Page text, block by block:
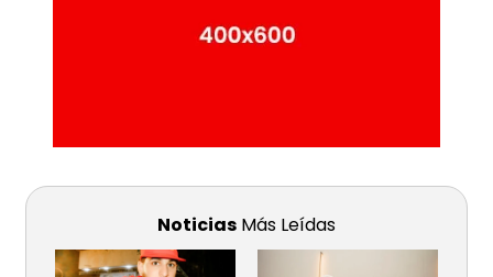
Noticias Más Leídas